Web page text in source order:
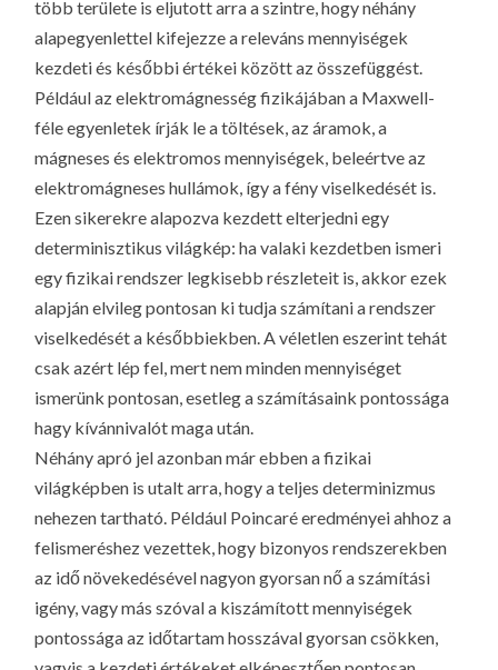
több területe is eljutott arra a szintre, hogy néhány
alapegyenlettel kifejezze a releváns mennyiségek
kezdeti és későbbi értékei között az összefüggést.
Például az elektromágnesség fizikájában a Maxwell-
féle egyenletek írják le a töltések, az áramok, a
mágneses és elektromos mennyiségek, beleértve az
elektromágneses hullámok, így a fény viselkedését is.
Ezen sikerekre alapozva kezdett elterjedni egy
determinisztikus világkép: ha valaki kezdetben ismeri
egy fizikai rendszer legkisebb részleteit is, akkor ezek
alapján elvileg pontosan ki tudja számítani a rendszer
viselkedését a későbbiekben. A véletlen eszerint tehát
csak azért lép fel, mert nem minden mennyiséget
ismerünk pontosan, esetleg a számításaink pontossága
hagy kívánnivalót maga után.
Néhány apró jel azonban már ebben a fizikai
világképben is utalt arra, hogy a teljes determinizmus
nehezen tartható. Például Poincaré eredményei ahhoz a
felismeréshez vezettek, hogy bizonyos rendszerekben
az idő növekedésével nagyon gyorsan nő a számítási
igény, vagy más szóval a kiszámított mennyiségek
pontossága az időtartam hosszával gyorsan csökken,